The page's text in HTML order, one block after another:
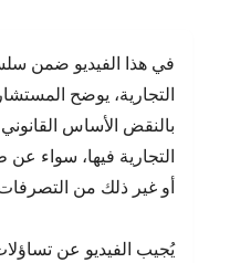
في هذا الفيديو ضمن
التجارية، يوضح
بالنقض الأساس
التجارية فيها، سواء عن
أو غير ذلك من
يُجيب الفيديو عن